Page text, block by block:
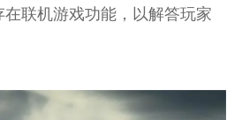
联机游戏功能，以解答玩家